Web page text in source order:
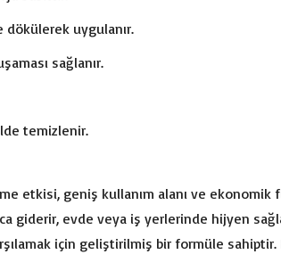
uygulanır.
sağlanır.
temizlenir.
etkisi, geniş kullanım alanı ve
giderir, evde veya iş yerlerinde hijyen
için geliştirilmiş bir formüle